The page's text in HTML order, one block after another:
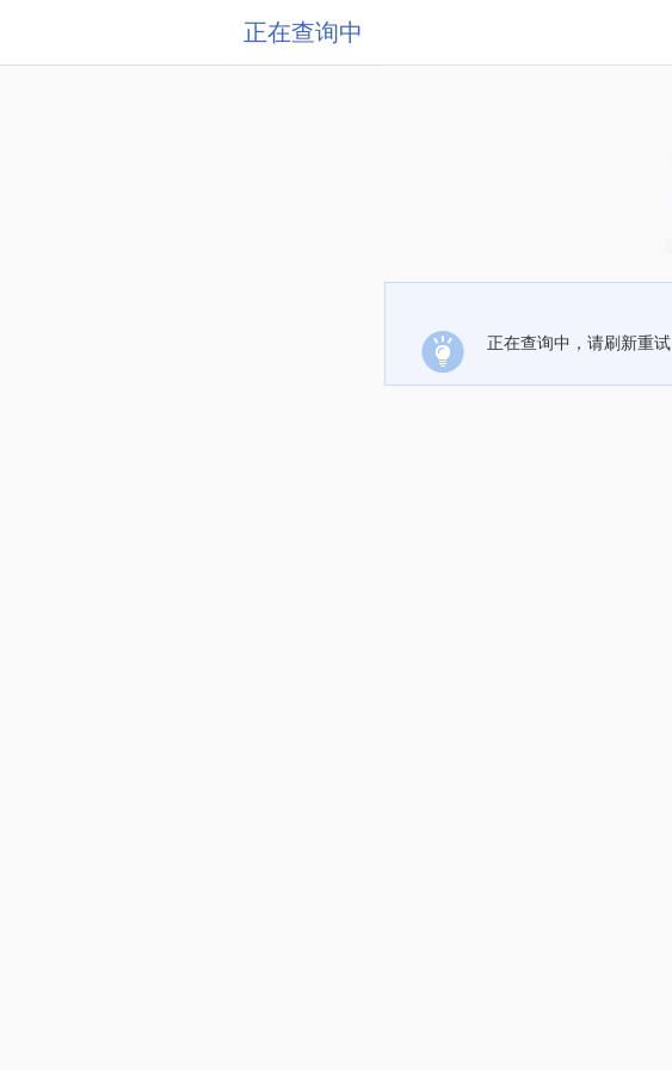
正在查询中
正在查询中，请刷新重试